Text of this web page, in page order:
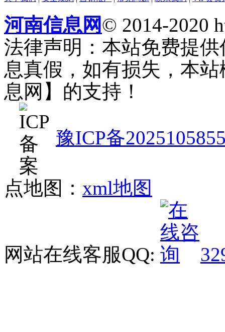
河南信息网© 2014-2020
法律声明：本站免费提
息真假，如有损失，本
息网】的支持！
豫ICP备
点地图： xml地图
网站在线客服QQ: